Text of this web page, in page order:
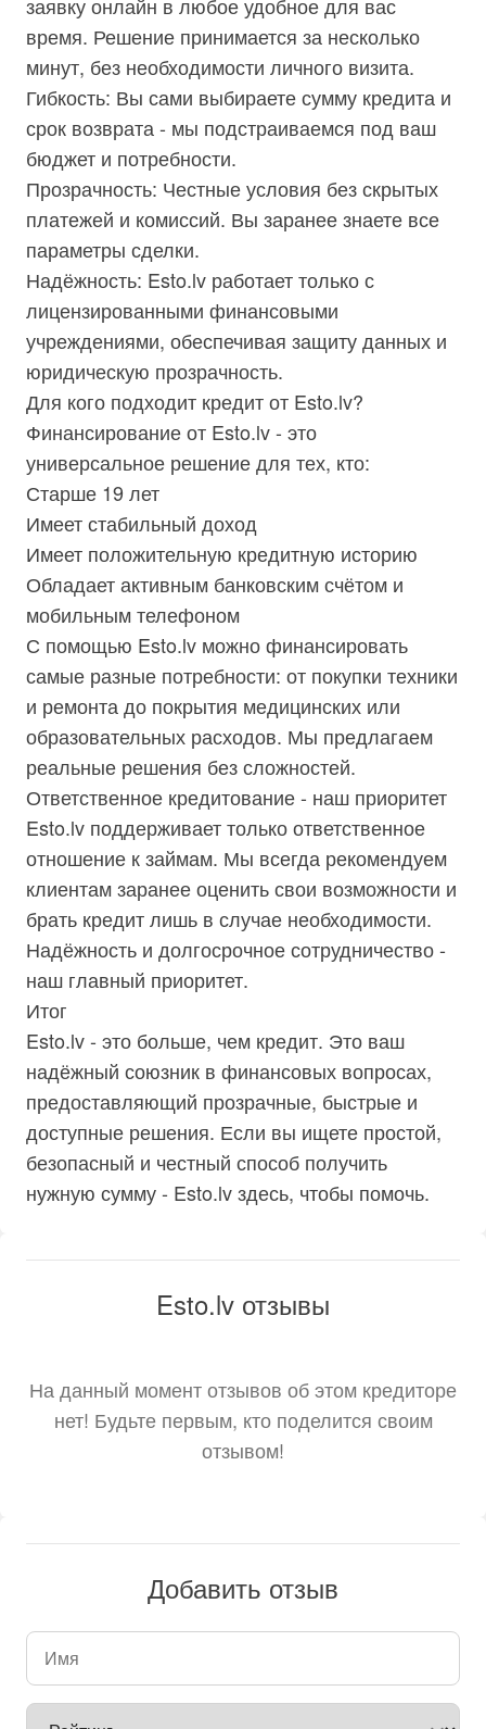
время. Решение принимается за несколько
минут, без необходимости личного визита.
Гибкость: Вы сами выбираете сумму кредита и
срок возврата - мы подстраиваемся под ваш
бюджет и потребности.
Прозрачность: Честные условия без скрытых
платежей и комиссий. Вы заранее знаете все
параметры сделки.
Надёжность: Esto.lv работает только с
лицензированными финансовыми
учреждениями, обеспечивая защиту данных и
юридическую прозрачность.
Для кого подходит кредит от Esto.lv?
Финансирование от Esto.lv - это
универсальное решение для тех, кто:
Старше 19 лет
Имеет стабильный доход
Имеет положительную кредитную историю
Обладает активным банковским счётом и
мобильным телефоном
С помощью Esto.lv можно финансировать
самые разные потребности: от покупки техники
и ремонта до покрытия медицинских или
образовательных расходов. Мы предлагаем
реальные решения без сложностей.
Ответственное кредитование - наш приоритет
Esto.lv поддерживает только ответственное
отношение к займам. Мы всегда рекомендуем
клиентам заранее оценить свои возможности и
брать кредит лишь в случае необходимости.
Надёжность и долгосрочное сотрудничество -
наш главный приоритет.
Итог
Esto.lv - это больше, чем кредит. Это ваш
надёжный союзник в финансовых вопросах,
предоставляющий прозрачные, быстрые и
доступные решения. Если вы ищете простой,
безопасный и честный способ получить
нужную сумму - Esto.lv здесь, чтобы помочь.
Esto.lv отзывы
На данный момент отзывов об этом кредиторе
нет! Будьте первым, кто поделится своим
отзывом!
Добавить отзыв